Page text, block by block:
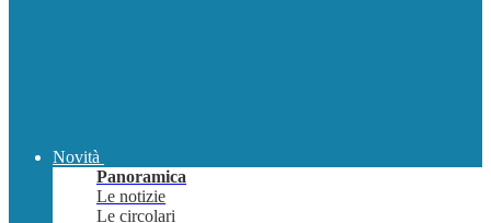
Novità
Panoramica
Le notizie
Le circolari